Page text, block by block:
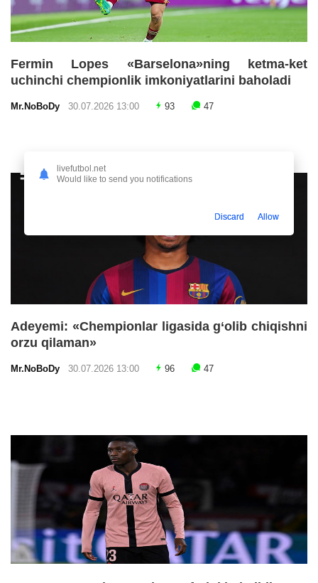
Fermin Lopes «Barselona»ning ketma-ket
uchinchi chempionlik imkoniyatlarini baholadi
Mr.NoBoDy 30.07.2026 13:00 93 47
Adeyemi: «Chempionlar ligasida g‘olib chiqishni
orzu qilaman»
Mr.NoBoDy 30.07.2026 13:00 96 47
livefutbol.net
Would like to send you notifications
Discard Allow